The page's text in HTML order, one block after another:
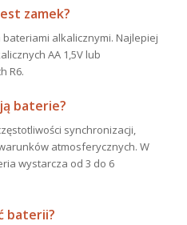
zamek?
alkalicznymi. Najlepiej
AA 1,5V lub
R6.
baterie?
synchronizacji,
atmosferycznych. W
wystarcza od 3 do 6
baterii?